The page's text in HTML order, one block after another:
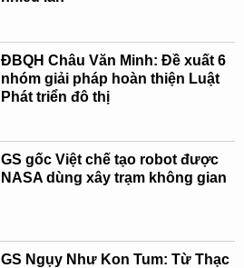
ĐBQH Châu Văn Minh: Đề xuất 6
nhóm giải pháp hoàn thiện Luật
Phát triển đô thị
GS gốc Việt chế tạo robot được
NASA dùng xây trạm không gian
GS Ngụy Như Kon Tum: Từ Thạc